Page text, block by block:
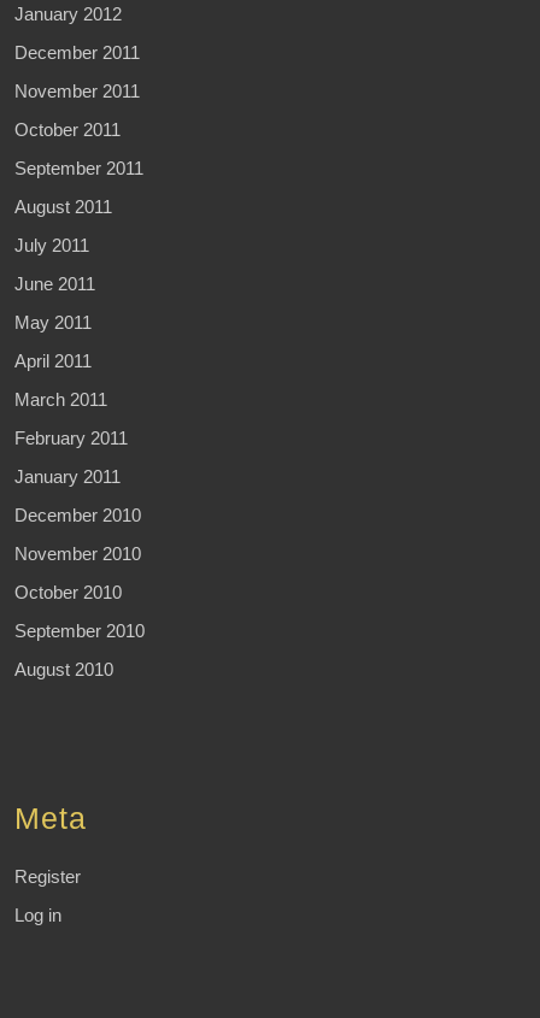
January 2012
December 2011
November 2011
October 2011
September 2011
August 2011
July 2011
June 2011
May 2011
April 2011
March 2011
February 2011
January 2011
December 2010
November 2010
October 2010
September 2010
August 2010
Meta
Register
Log in